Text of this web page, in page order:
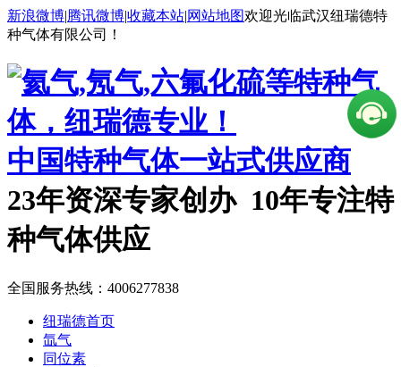
新浪微博|腾讯微博|收藏本站|网站地图欢迎光临武汉纽瑞德特
种气体有限公司！
中国特种气体一站式供应商
23年资深专家创办 10年专注特
种气体供应
全国服务热线： 4006277838
纽瑞德首页
氙气
同位素